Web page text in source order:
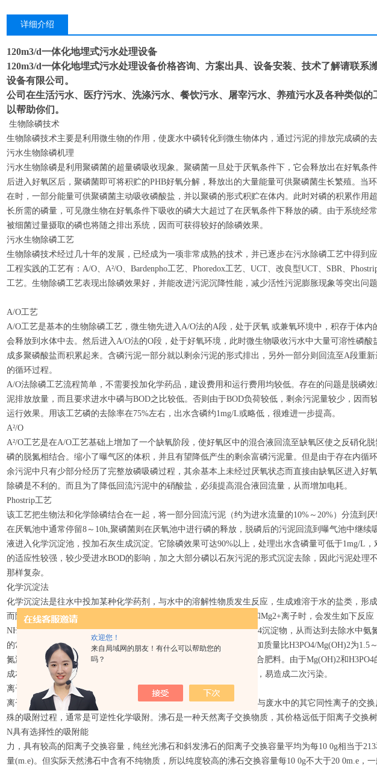
欢迎您！
来自局域网的朋友！有什么可以帮助您的
吗？
详细介绍
120m3/d一体化地埋式污水处理设备
120m3/d一体化地埋式污水处理设备价格咨询、方案出具、设备安装、技术了解请联系
设备有限公司。
公司在生活污水、医疗污水、洗涤污水、餐饮污水、屠宰污水、养殖污水及各种类似的
以帮助你们。
生物除磷技术
生物除磷技术主要是利用微生物的作用，使废水中磷转化到微生物体内，通过污泥的排放完成磷的去
污水生物除磷机理
污水生物除磷是利用聚磷菌的超量磷吸收现象。聚磷菌一旦处于厌氧条件下，它会释放出在好氧条
后进入好氧区后，聚磷菌即可将积贮的PHB好氧分解，释放出的大量能量可供聚磷菌生长繁殖。当
在时，一部分能量可供聚磷菌主动吸收磷酸盐，并以聚磷的形式积贮在体内。此时对磷的积累作用
长所需的磷量，可见微生物在好氧条件下吸收的磷大大超过了在厌氧条件下释放的磷。由于系统经
被细菌过量摄取的磷也将随之排出系统，因而可获得较好的除磷效果。
污水生物除磷工艺
生物除磷技术经过几十年的发展，已经成为一项非常成熟的技术，并已逐步在污水除磷工艺中得到
工程实践的工艺有：A/O、A²/O、Bardenpho工艺、Phoredox工艺、UCT、改良型UCT、SBR、
工艺。生物除磷工艺表现出除磷效果好，并能改进污泥沉降性能，减少活性污泥膨胀现象等突出问题
A/O工艺
A/O工艺是基本的生物除磷工艺，微生物先进入A/O法的A段，处于厌氧 或兼氧环境中，积存于体内
会释放到水体中去。然后进入A/O法的O段，处于好氧环境，此时微生物吸收污水中大量可溶性磷酸
成多聚磷酸盐而积累起来。含磷污泥一部分就以剩余污泥的形式排出，另外一部分则回流至A段重
的循环过程。
A/O法除磷工艺流程简单，不需要投加化学药品，建设费用和运行费用均较低。存在的问题是脱磷
泥排放放量，而且要求进水中磷与BOD之比较低。否则由于BOD负荷较低，剩余污泥量较少，因而
运行效果。用该工艺磷的去除率在75%左右，出水含磷约1mg/L或略低，很难进一步提高。
A²/O
A²/O工艺是在A/O工艺基础上增加了一个缺氧阶段，使好氧区中的混合液回流至缺氧区使之反硝化
磷的脱氮相结合。缩小了曝气区的体积，并且有望降低产生的剩余富磷污泥量。但是由于存在内循
余污泥中只有少部分经历了完整放磷吸磷过程，其余基本上未经过厌氧状态而直接由缺氧区进入好
除磷是不利的。而且为了降低回流污泥中的硝酸盐，必须提高混合液回流量，从而增加电耗。
Phostrip工艺
该工艺把生物法和化学除磷结合在一起，将一部分回流污泥（约为进水流量的10%～20%）分流到
在厌氧池中通常停留8～10h,聚磷菌则在厌氧池中进行磷的释放，脱磷后的污泥回流到曝气池中继续
液进入化学沉淀池，投加石灰生成沉淀。它除磷效果可达90%以上，处理出水含磷量可低于1mg/L，
的适应性较强，较少受进水BOD的影响，加之大部分磷以石灰污泥的形式沉淀去除，因此污泥处理
那样复杂。
化学沉淀法
化学沉淀法是往水中投加某种化学药剂，与水中的溶解性物质发生反应，生成难溶于水的盐类，形
而降低水中溶解性物质的含量。当在含有NH4+的废水中加入PO43-和Mg2+离子时，会发生如下反应
NH4+ + PO43- + Mg2+ → MgNH4PO4↓ ④生成难溶于水的MgNH4PO4沉淀物，从而达到去除水中氨
的常见沉淀剂是Mg(OH)2和H3PO4，适宜的pH值范围为9.0～11，投加质量比H3PO4/Mg(OH)2为1.5
氮浓度小于900mg/L时，去除率在90%以上，沉淀物是一种很好的复合肥料。由于Mg(OH)2和H3PO4
成本较高，处理高浓度氨氮废水可行，但该法向废水中加入了PO43-，易造成二次污染。
离子交换法
离子交换法的实质是不溶性离子化合物(离子交换剂)上的可交换离子与废水中的其它同性离子的交
殊的吸附过程，通常是可逆性化学吸附。沸石是一种天然离子交换物质，其价格远低于阳离子交换
N具有选择性的吸附能
力，具有较高的阳离子交换容量，纯丝光沸石和斜发沸石的阳离子交换容量平均为每10 0g相当于213
量(m.e)。但实际天然沸石中含有不纯物质，所以纯度较高的沸石交换容量每10 0g不大于20 0m.e，一